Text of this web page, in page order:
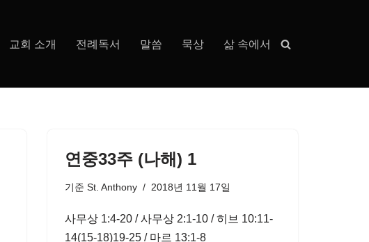
교회 소개 전례독서 말씀 묵상 삶 속에서
연중33주 (나해) 1
기준 St. Anthony 2018년 11월 17일
사무상 1:4-20 / 사무상 2:1-10 / 히브 10:11-
14(15-18)19-25 / 마르 13:1-8